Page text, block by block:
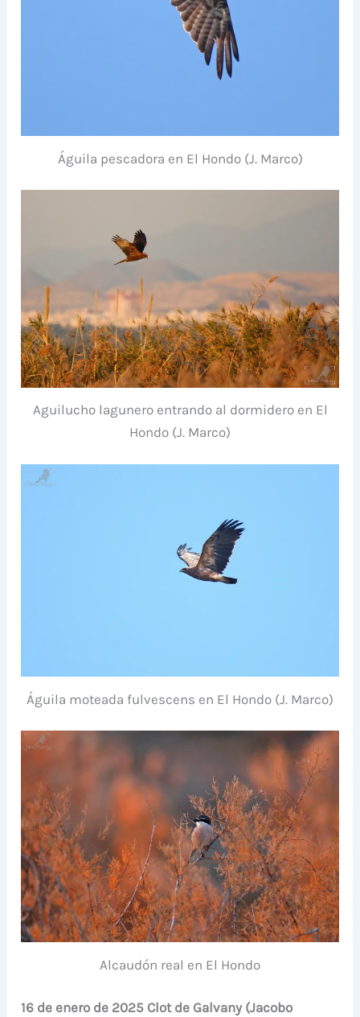
Águila pescadora en El Hondo (J. Marco)
Aguilucho lagunero entrando al dormidero en El
Hondo (J. Marco)
Águila moteada fulvescens en El Hondo (J. Marco)
Alcaudón real en El Hondo
16 de enero de 2025 Clot de Galvany (Jacobo